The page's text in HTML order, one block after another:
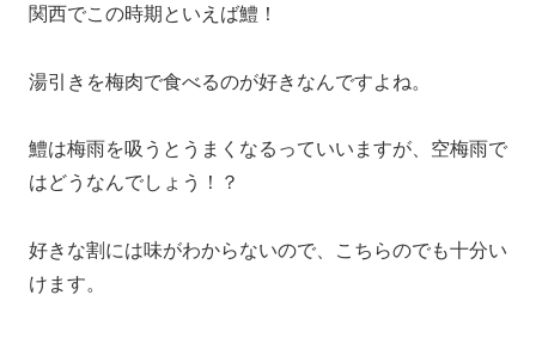
関西でこの時期といえば鱧！
湯引きを梅肉で食べるのが好きなんですよね。
鱧は梅雨を吸うとうまくなるっていいますが、空梅雨で
はどうなんでしょう！？
好きな割には味がわからないので、こちらのでも十分い
けます。